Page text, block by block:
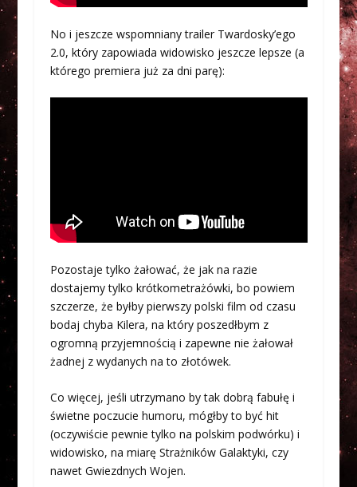
No i jeszcze wspomniany trailer Twardosky’ego
2.0, który zapowiada widowisko jeszcze lepsze (a
którego premiera już za dni parę):
Pozostaje tylko żałować, że jak na razie
dostajemy tylko krótkometrażówki, bo powiem
szczerze, że byłby pierwszy polski film od czasu
bodaj chyba Kilera, na który poszedłbym z
ogromną przyjemnością i zapewne nie żałował
żadnej z wydanych na to złotówek.
Co więcej, jeśli utrzymano by tak dobrą fabułę i
świetne poczucie humoru, mógłby to być hit
(oczywiście pewnie tylko na polskim podwórku) i
widowisko, na miarę Strażników Galaktyki, czy
nawet Gwiezdnych Wojen.